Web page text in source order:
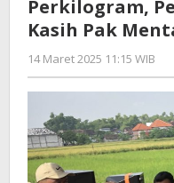
Perkilogram,
Kasih Pak
14 Maret 2025 11:15 WIB